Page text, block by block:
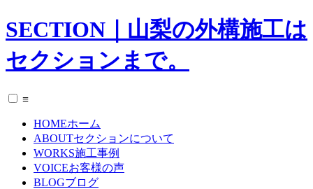
SECTION｜山梨の外構施工は
セクションまで。
≡
HOMEホーム
ABOUTセクションについて
WORKS施工事例
VOICEお客様の声
BLOGブログ